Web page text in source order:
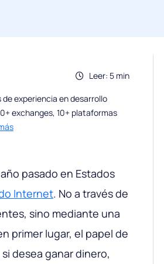
Leer: 5 min
de experiencia en desarrollo
exchanges, 10+ plataformas
pasado en Estados
Internet. No a través de
sino mediante una
primer lugar, el papel de
desea ganar dinero,